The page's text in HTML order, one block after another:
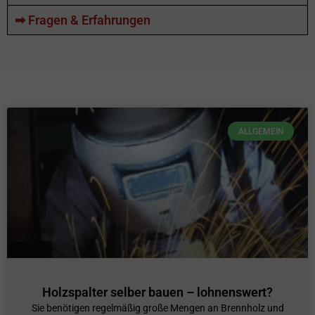
➡ Fragen & Erfahrungen
ALLGEMEIN
Holzspalter selber bauen – lohnenswert?
Sie benötigen regelmäßig große Mengen an Brennholz und